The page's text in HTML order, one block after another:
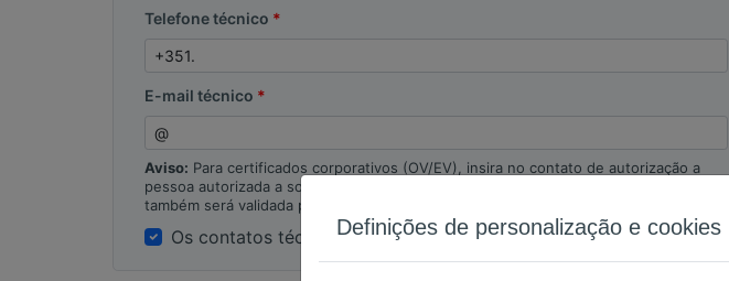
Telefone técnico
E-mail técnico
Aviso: Para certificados corporativos (OV/EV), insira no contato de autorização a
pessoa autorizada a solicitar o certificado em nome da empresa. Esta pessoa
também será validada pela autoridade.
Os contatos técnico e de autorização são idênticos
Definições de personalização e cookies